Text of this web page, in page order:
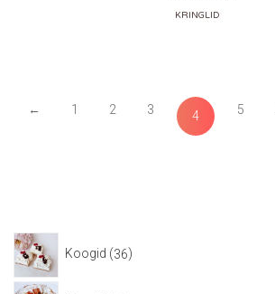
KRINGLID
← 1 2 3 4 5
Koogid 36